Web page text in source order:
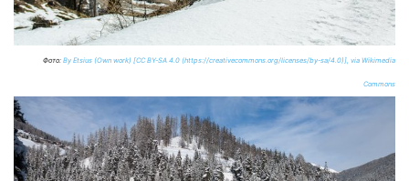
Фото: By Etsius (Own work) [CC BY-SA 4.0 (https://creativecommons.org/licenses/by-sa/4.0)], via Wikimedia
Commons